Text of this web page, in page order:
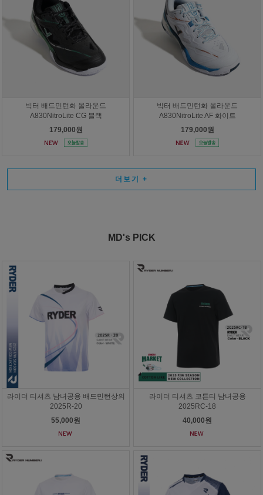
빅터 배드민턴화 올라운드
A830NitroLite CG 블랙
179,000원
빅터 배드민턴화 올라운드
A830NitroLite AF 화이트
179,000원
더보기 +
MD's PICK
라이더 티셔츠 남녀공용 배드민턴상의
2025R-20
55,000원
라이더 티셔츠 코튼티 남녀공용
2025RC-18
40,000원